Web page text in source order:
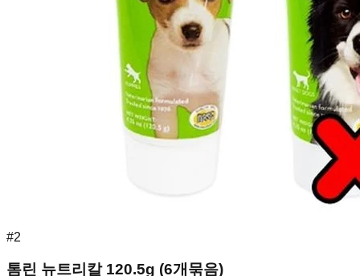
#2
톰린 뉴트리칼 120.5g (6개묶음)